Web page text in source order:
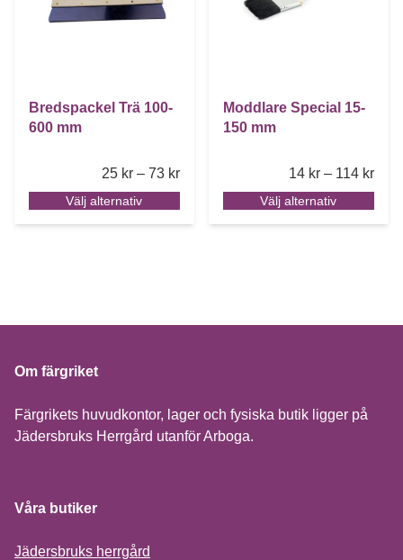
Bredspackel Trä 100-
600 mm
25 kr – 73 krPrice range: 25 kr through 73 kr
Välj alternativ
Moddlare Special 15-
150 mm
14 kr – 114 kr
Välj alternativ
Om färgriket
Färgrikets huvudkontor, lager och fysiska butik ligger på
Jädersbruks Herrgård utanför Arboga.
Våra butiker
Jädersbruks herrgård